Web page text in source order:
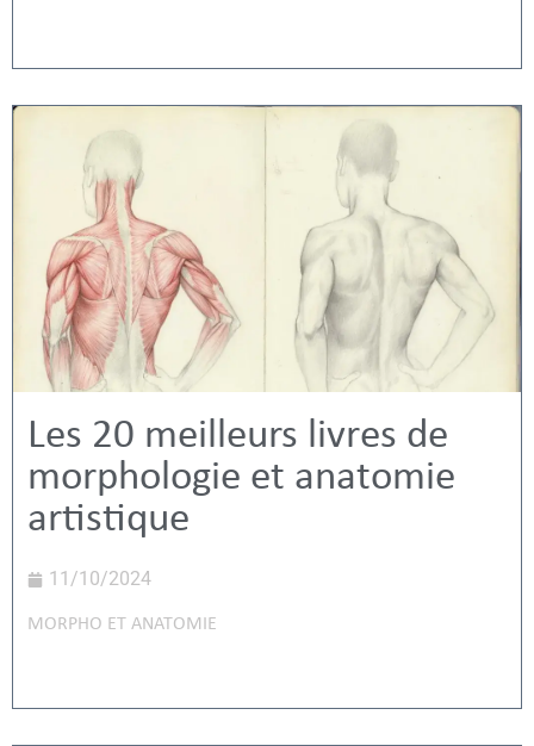
Les 20 meilleurs livres de
morphologie et anatomie
artistique
11/10/2024
MORPHO ET ANATOMIE